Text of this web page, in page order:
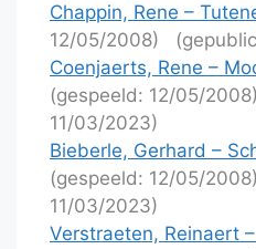
Chappin, Rene –
12/05/2008)
Coenjaerts, Rene –
(gespeeld: 12/05/2008)
11/03/2023)
Bieberle, Gerhard –
(gespeeld: 12/05/2008)
11/03/2023)
Verstraeten, Reinaert